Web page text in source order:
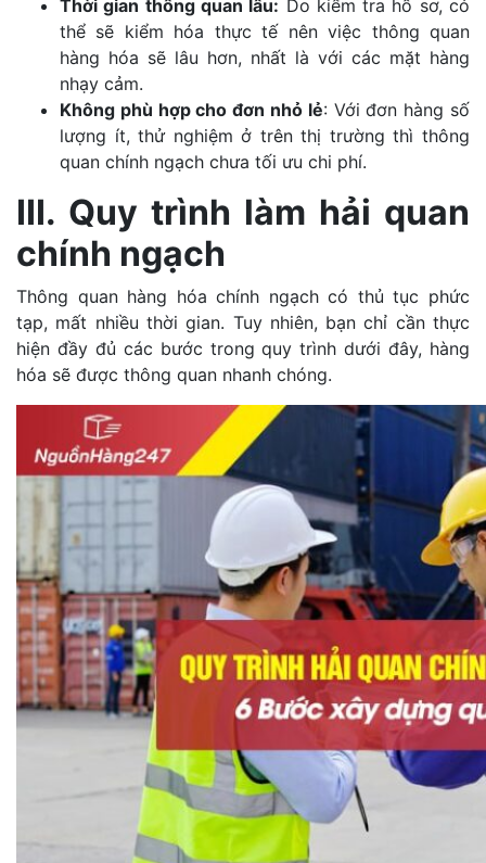
Thời gian thông quan lâu: Do kiểm tra hồ sơ, có
thể sẽ kiểm hóa thực tế nên việc thông quan
hàng hóa sẽ lâu hơn, nhất là với các mặt hàng
nhạy cảm.
Không phù hợp cho đơn nhỏ lẻ: Với đơn hàng số
lượng ít, thử nghiệm ở trên thị trường thì thông
quan chính ngạch chưa tối ưu chi phí.
III. Quy trình làm hải quan
chính ngạch
Thông quan hàng hóa chính ngạch có thủ tục phức
tạp, mất nhiều thời gian. Tuy nhiên, bạn chỉ cần thực
hiện đầy đủ các bước trong quy trình dưới đây, hàng
hóa sẽ được thông quan nhanh chóng.